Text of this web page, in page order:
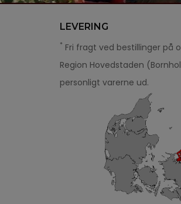
LEVERING
* Fri fragt ved bestillinger på
Region Hovedstaden
personligt varerne ud.